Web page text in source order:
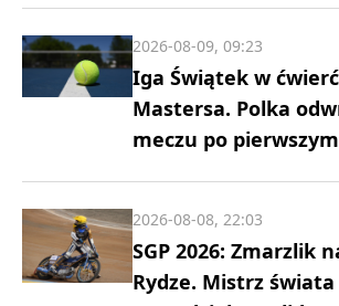
Iga Świątek w
Mastersa. Polka
meczu po
2026-08-09, 09:23
SGP 2026: Zmarzlik
Rydze. Mistrz świata
2026-08-08, 22:03